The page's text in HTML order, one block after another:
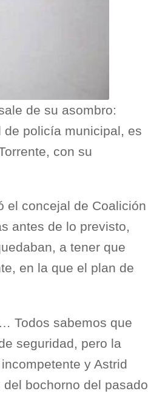
de su asombro:
de policía municipal, es
con su
el concejal de Coalición
antes de lo previsto,
a tener que
en la que el plan de
Todos sabemos que
seguridad, pero la
y Astrid
bochorno del pasado